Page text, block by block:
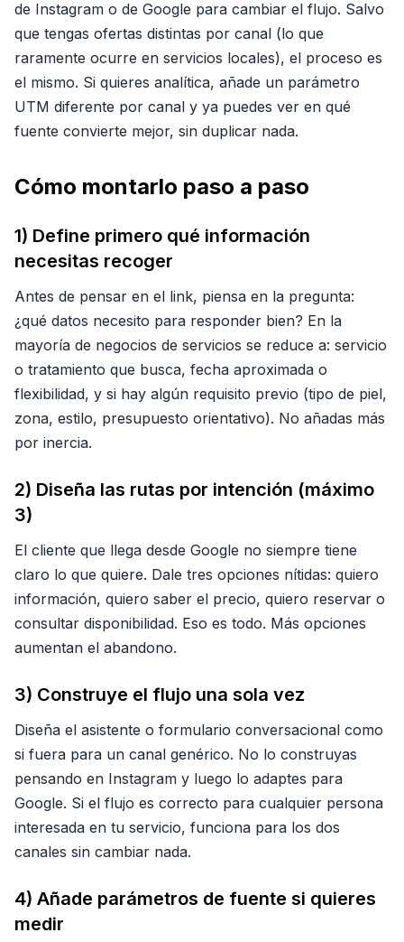
de Instagram o de Google para cambiar el flujo. Salvo
que tengas ofertas distintas por canal (lo que
raramente ocurre en servicios locales), el proceso es
el mismo. Si quieres analítica, añade un parámetro
UTM diferente por canal y ya puedes ver en qué
fuente convierte mejor, sin duplicar nada.
Cómo montarlo paso a paso
1) Define primero qué información
necesitas recoger
Antes de pensar en el link, piensa en la pregunta:
¿qué datos necesito para responder bien? En la
mayoría de negocios de servicios se reduce a: servicio
o tratamiento que busca, fecha aproximada o
flexibilidad, y si hay algún requisito previo (tipo de piel,
zona, estilo, presupuesto orientativo). No añadas más
por inercia.
2) Diseña las rutas por intención (máximo
3)
El cliente que llega desde Google no siempre tiene
claro lo que quiere. Dale tres opciones nítidas: quiero
información, quiero saber el precio, quiero reservar o
consultar disponibilidad. Eso es todo. Más opciones
aumentan el abandono.
3) Construye el flujo una sola vez
Diseña el asistente o formulario conversacional como
si fuera para un canal genérico. No lo construyas
pensando en Instagram y luego lo adaptes para
Google. Si el flujo es correcto para cualquier persona
interesada en tu servicio, funciona para los dos
canales sin cambiar nada.
4) Añade parámetros de fuente si quieres
medir